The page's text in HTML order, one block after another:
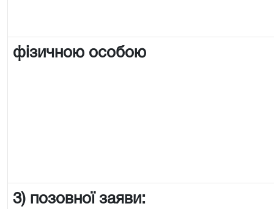
фізичною особою
3) позовної заяви: